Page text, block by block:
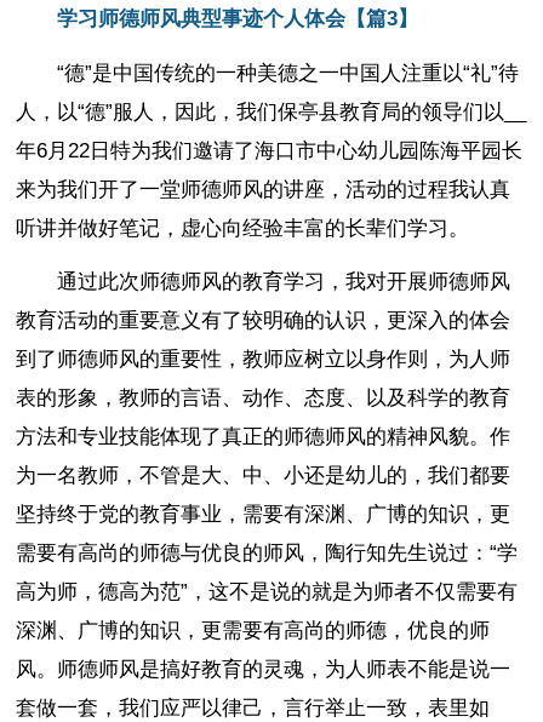
学习师德师风典型事迹个人体会【篇3】
“德”是中国传统的一种美德之一中国人注重以“礼”待
人，以“德”服人，因此，我们保亭县教育局的领导们以__
年6月22日特为我们邀请了海口市中心幼儿园陈海平园长
来为我们开了一堂师德师风的讲座，活动的过程我认真
听讲并做好笔记，虚心向经验丰富的长辈们学习。
通过此次师德师风的教育学习，我对开展师德师风
教育活动的重要意义有了较明确的认识，更深入的体会
到了师德师风的重要性，教师应树立以身作则，为人师
表的形象，教师的言语、动作、态度、以及科学的教育
方法和专业技能体现了真正的师德师风的精神风貌。作
为一名教师，不管是大、中、小还是幼儿的，我们都要
坚持终于党的教育事业，需要有深渊、广博的知识，更
需要有高尚的师德与优良的师风，陶行知先生说过：“学
高为师，德高为范”，这不是说的就是为师者不仅需要有
深渊、广博的知识，更需要有高尚的师德，优良的师
风。师德师风是搞好教育的灵魂，为人师表不能是说一
套做一套，我们应严以律己，言行举止一致，表里如